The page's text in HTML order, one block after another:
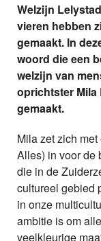
Welzijn
vieren hebben
gemaakt. In
woord die een
welzijn van
oprichtster
gemaakt.
Mila zet zich
Alles) in voor de
die in de
cultureel gebied
in onze
ambitie is om
veelkleurige